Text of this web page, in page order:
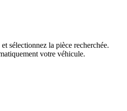
sélectionnez la pièce recherchée.
votre véhicule.